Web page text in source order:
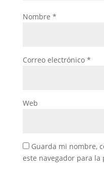
Nombre *
Correo electrónico *
Web
Guarda mi nombre,
este navegador para la